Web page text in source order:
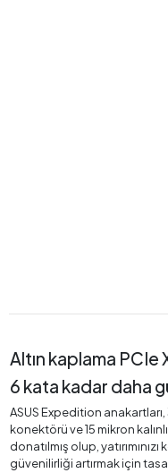
Altın kaplama PCIe
6 kata kadar daha
ASUS Expedition
konektörü ve 15 mikron
donatılmış olup,
güvenilirliği artırmak için